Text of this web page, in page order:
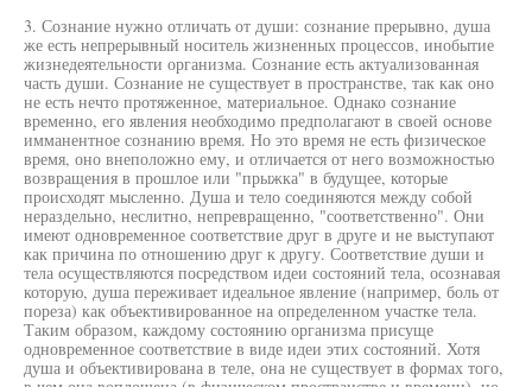
3. Сознание нужно отличать от души: сознание прерывно, душа
же есть непрерывный носитель жизненных процессов, инобытие
жизнедеятельности организма. Сознание есть актуализованная
часть души. Сознание не существует в пространстве, так как оно
не есть нечто протяженное, материальное. Однако сознание
временно, его явления необходимо предполагают в своей основе
имманентное сознанию время. Но это время не есть физическое
время, оно внеположно ему, и отличается от него возможностью
возвращения в прошлое или "прыжка" в будущее, которые
происходят мысленно. Душа и тело соединяются между собой
нераздельно, неслитно, непревращенно, "соответственно". Они
имеют одновременное соответствие друг в друге и не выступают
как причина по отношению друг к другу. Соответствие души и
тела осуществляются посредством идеи состояний тела, осознавая
которую, душа переживает идеальное явление (например, боль от
пореза) как объективированное на определенном участке тела.
Таким образом, каждому состоянию организма присуще
одновременное соответствие в виде идеи этих состояний. Хотя
душа и объективирована в теле, она не существует в формах того,